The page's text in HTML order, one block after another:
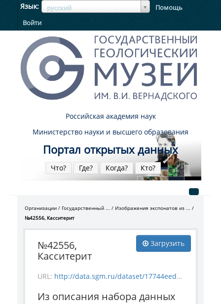
Язык русский
ЯзыкЯзык
Помощь
Войти
Российская академия наук
Министерство науки и высшего образования
Портал открытых данных
Что? Где? Когда? Кто?
Организации Государственный ...
Изображения экспонатов из ...
№42556, Касситерит
Загрузить
№42556,
Касситерит
URL: http://data.sgm.ru/dataset/17744eed-27fa-4a9a-bc72-4e657fa570af/resource/0c32ee08-af14-4029-981e-6534a3d8b782/download/mineral_42556.jpg
Из описания набора данных